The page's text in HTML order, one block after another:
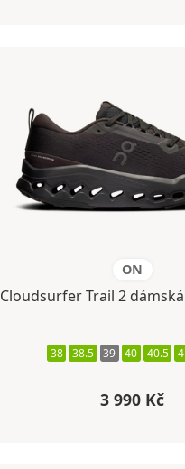
ON
Cloudsurfer Trail 2
38 38.5 39 40 40.5
3 990 Kč